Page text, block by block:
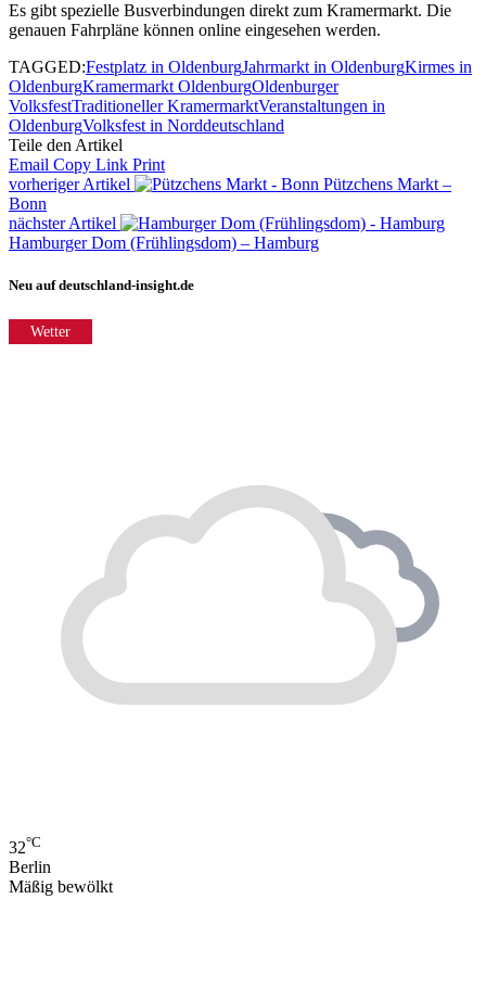
Es gibt spezielle Busverbindungen direkt zum Kramermarkt. Die
genauen Fahrpläne können online eingesehen werden.
TAGGED:Festplatz in OldenburgJahrmarkt in OldenburgKirmes in
OldenburgKramermarkt OldenburgOldenburger
VolksfestTraditioneller KramermarktVeranstaltungen in
OldenburgVolksfest in Norddeutschland
Teile den Artikel
Email Copy Link Print
vorheriger Artikel
Pützchens Markt –
Bonn
nächster Artikel
Hamburger Dom (Frühlingsdom) – Hamburg
Neu auf deutschland-insight.de
Wetter
32°C
Berlin
Mäßig bewölkt